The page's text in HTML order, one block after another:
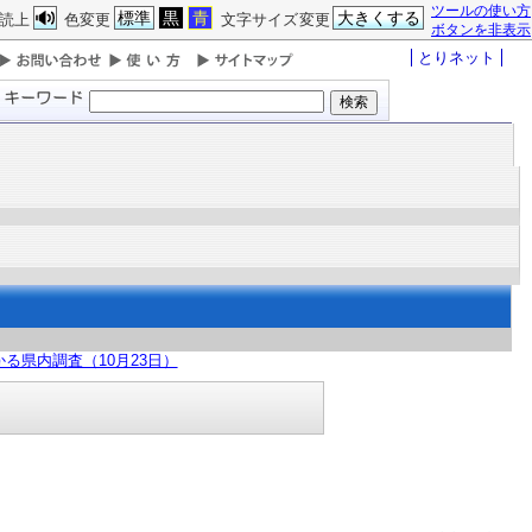
ツールの使い方
ボタンを非表示
文字サイズ変更 大きくする
色変更 標準 黒 青
読上
とりネット
県内調査（10月23日）